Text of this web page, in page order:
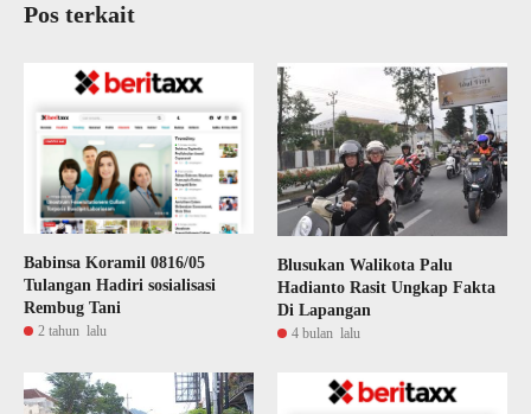
Pos terkait
Babinsa Koramil 0816/05
Tulangan Hadiri sosialisasi
Rembug Tani
2 tahun lalu
Blusukan Walikota Palu
Hadianto Rasit Ungkap Fakta
Di Lapangan
4 bulan lalu